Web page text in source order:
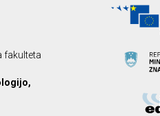
fakulteta